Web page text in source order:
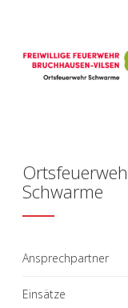
Schwarme
Ansprechpartner
Einsätze